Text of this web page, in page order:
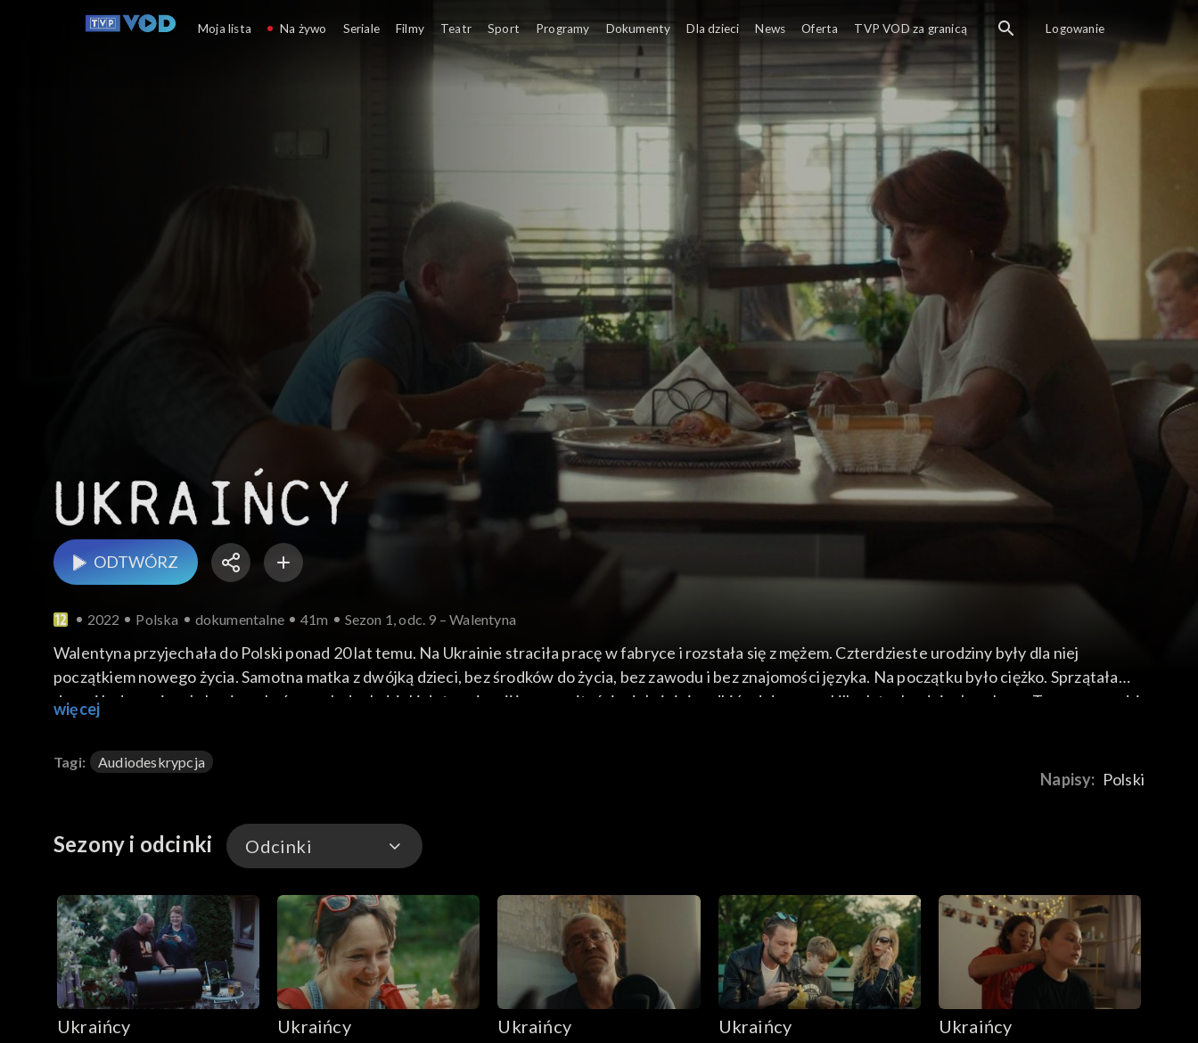
Ukraińcy
ODTWÓRZ
2022 Polska dokumentalne 41m Sezon 1, odc. 9 – Walentyna
Walentyna przyjechała do Polski ponad 20 lat temu. Na Ukrainie straciła pracę w fabryce i rozstała się z mężem. Czterdzieste urodziny były dla niej
początkiem nowego życia. Samotna matka z dwójką dzieci, bez środków do życia, bez zawodu i bez znajomości języka. Na początku było ciężko. Sprzątała
domy i ledwo wiązała koniec z końcem. Jednak dzięki determinacji i pracowitości udało jej się odbić od dna, a po kilku latach odniosła sukces. Teraz prowadzi
więcej
Tagi: Audiodeskrypcja
Napisy: Polski
Sezony i odcinki Odcinki
Odcinki
Ukraińcy Ukraińcy Ukraińcy Ukraińcy Ukraińcy
Moja lista Na żywo Seriale Filmy Teatr Sport Programy Dokumenty Dla dzieci News Oferta TVP VOD za granicą Logowanie